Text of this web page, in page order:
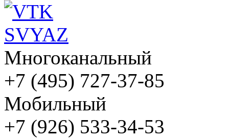
Многоканальный
+7 (495) 727-37-85
Мобильный
+7 (926) 533-34-53